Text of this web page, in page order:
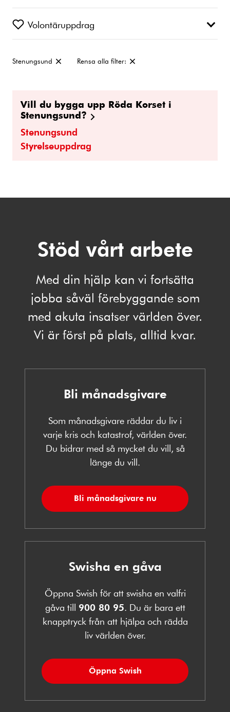
Volontäruppdrag
Ta
Stenungsund Rensa alla filter:
Vill du bygga upp Röda Korset i
Stenungsund?
Stenungsund
Styrelseuppdrag
Stöd vårt arbete
Med din hjälp kan vi fortsätta
jobba såväl förebyggande som
med akuta insatser världen över.
Vi är först på plats, alltid kvar.
Bli månadsgivare
Som månadsgivare räddar du liv i
varje kris och katastrof, världen över.
Du bidrar med så mycket du vill, så
länge du vill.
Bli månadsgivare nu
Swisha en gåva
Öppna Swish för att swisha en valfri
gåva till 900 80 95. Du är bara ett
knapptryck från att hjälpa och rädda
liv världen över.
Öppna Swish